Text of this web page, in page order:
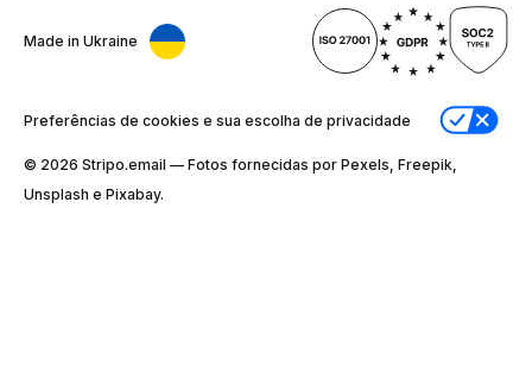
Made in Ukraine
Preferências de cookies e sua escolha de privacidade
© 2026 Stripо.email — Fotos fornecidas por Pexels, Freepik,
Unsplash e Pixabay.